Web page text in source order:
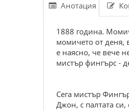
Анотация
1888 година.
момичето от деня,
е наясно, че вече
мистър фингърс -
Сега мистър
Джон, с палтата си,